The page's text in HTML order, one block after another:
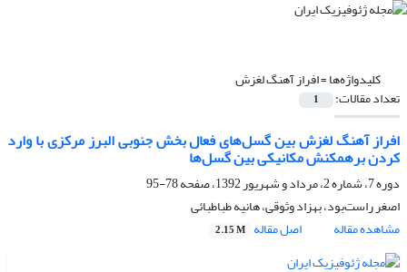
کلیدواژه‌ها =افراز آهنگ لغزش
تعداد مقالات: 1
افراز آهنگ لغزش بین گسل‌ها‌‌ی فعال بخش جنوبی البرز مرکزی با وارد
کردن برهمکنش مکانیکی بین گسل‌ها‌‌
دوره 7، شماره 2، مرداد و شهریور 1392، صفحه
78-95
اصغر راست‌بود، بهزاد وثوقی، هانیه طباطبائی
مشاهده مقاله
اصل مقاله 2.15 M